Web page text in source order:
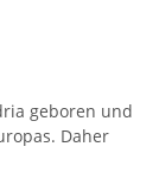
geboren und
Daher